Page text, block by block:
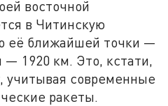
восточной
в Читинскую
её ближайшей точки —
— 1920 км. Это, кстати,
учитывая современные
ракеты.